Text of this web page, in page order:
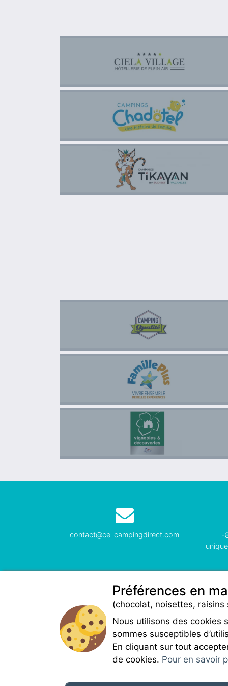
contact@ce-campingdirect.com
-
Préférences en
(chocolat, noisettes, raisins
Nous utilisons des cookies
sommes susceptibles
En cliquant sur tout
de cookies. Pour en savoir